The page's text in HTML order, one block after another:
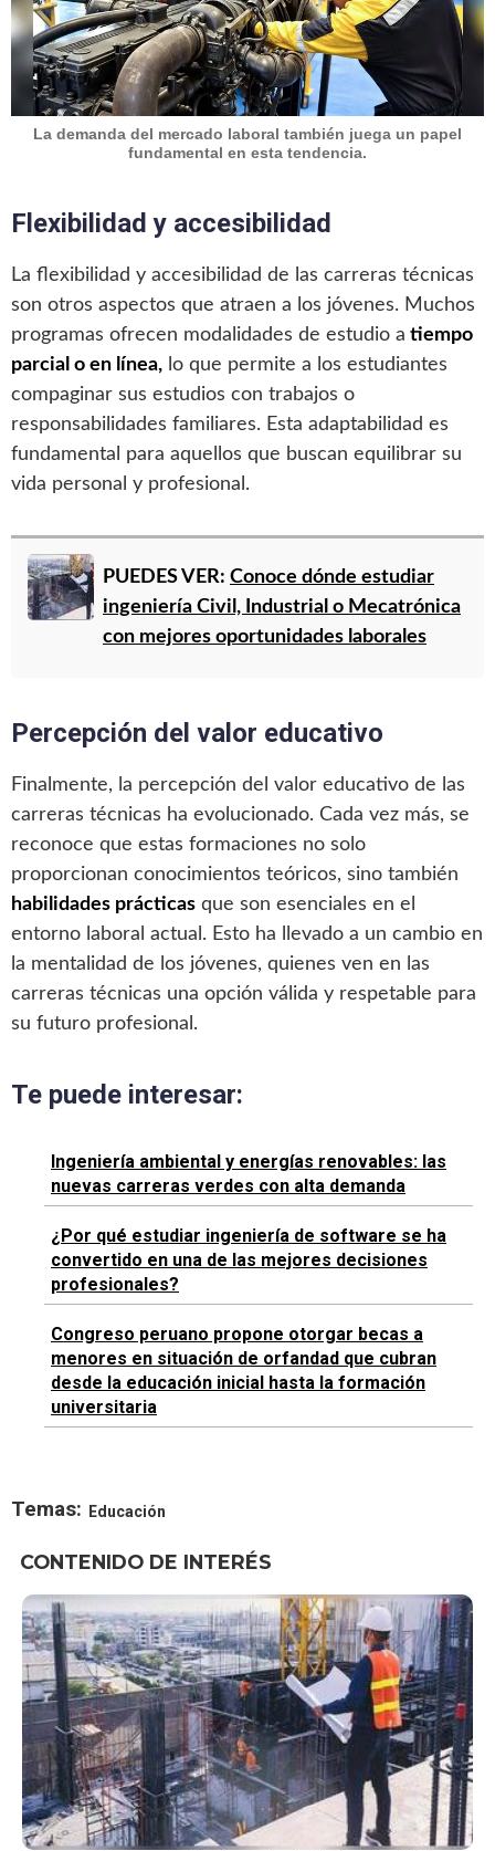
La demanda del mercado laboral también juega un papel
fundamental en esta tendencia.
Flexibilidad y accesibilidad
La flexibilidad y accesibilidad de las carreras técnicas
son otros aspectos que atraen a los jóvenes. Muchos
programas ofrecen modalidades de estudio a tiempo
parcial o en línea, lo que permite a los estudiantes
compaginar sus estudios con trabajos o
responsabilidades familiares. Esta adaptabilidad es
fundamental para aquellos que buscan equilibrar su
vida personal y profesional.
PUEDES VER: Conoce dónde estudiar
ingeniería Civil, Industrial o Mecatrónica
con mejores oportunidades laborales
Percepción del valor educativo
Finalmente, la percepción del valor educativo de las
carreras técnicas ha evolucionado. Cada vez más, se
reconoce que estas formaciones no solo
proporcionan conocimientos teóricos, sino también
habilidades prácticas que son esenciales en el
entorno laboral actual. Esto ha llevado a un cambio en
la mentalidad de los jóvenes, quienes ven en las
carreras técnicas una opción válida y respetable para
su futuro profesional.
Te puede interesar:
Ingeniería ambiental y energías renovables: las
nuevas carreras verdes con alta demanda
¿Por qué estudiar ingeniería de software se ha
convertido en una de las mejores decisiones
profesionales?
Congreso peruano propone otorgar becas a
menores en situación de orfandad que cubran
desde la educación inicial hasta la formación
universitaria
Temas: Educación
CONTENIDO DE INTERÉS